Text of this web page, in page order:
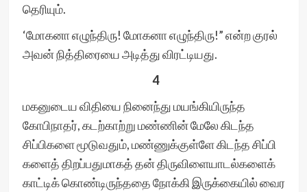
தெரியும்.
‘மோகனா எழுந்திரு! மோகனா எழுந்திரு!” என்ற குரல்
அவன் நித்திரையை அடித்து விரட்டியது.
4
மகனுடைய விதியை நினைந்து மயங்கியிருந்த
கோபிநாதர், கடற்காற்று மண்ணின் மேலே கிடந்த
சிப்பிகளை மூடுவதும், மண்ணுக்குள்ளே கிடந்த சிப்பி
களைத் திறப்பதுமாகத் தன் திருவிளையாடல்களைக்
காட்டிக் கொண்டிருந்ததை நோக்கி இருக்கையில் வைர